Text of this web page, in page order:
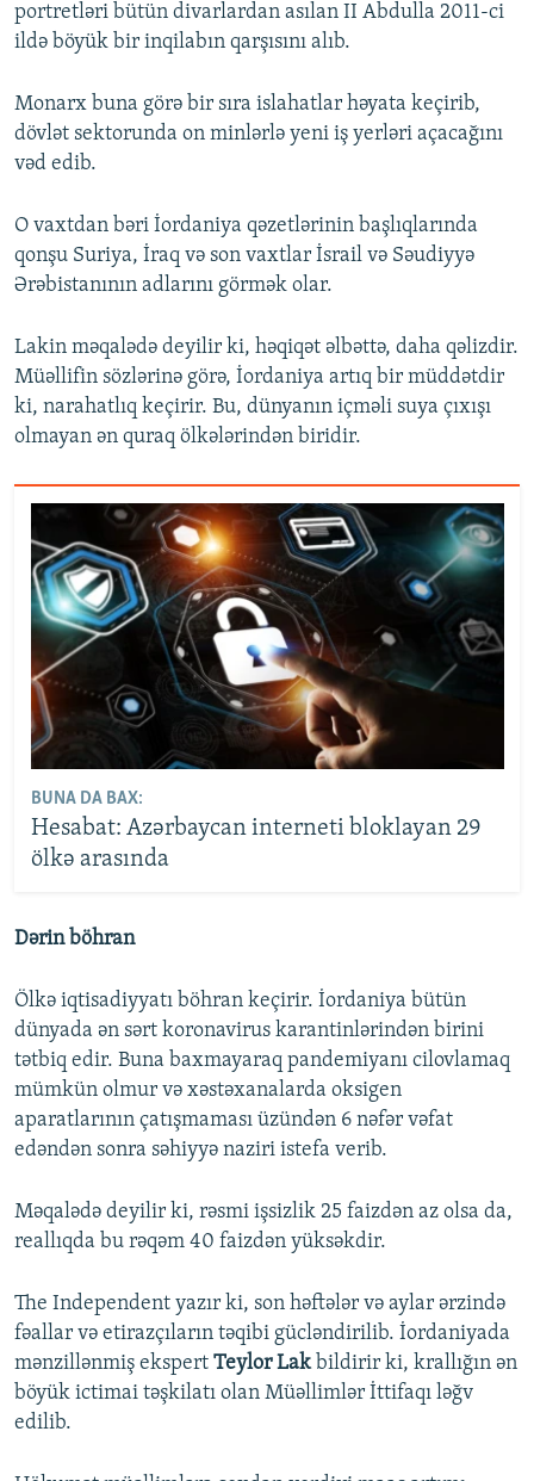
portretləri bütün divarlardan asılan II Abdulla 2011-ci
ildə böyük bir inqilabın qarşısını alıb.
Monarx buna görə bir sıra islahatlar həyata keçirib,
dövlət sektorunda on minlərlə yeni iş yerləri açacağını
vəd edib.
O vaxtdan bəri İordaniya qəzetlərinin başlıqlarında
qonşu Suriya, İraq və son vaxtlar İsrail və Səudiyyə
Ərəbistanının adlarını görmək olar.
Lakin məqalədə deyilir ki, həqiqət əlbəttə, daha qəlizdir.
Müəllifin sözlərinə görə, İordaniya artıq bir müddətdir
ki, narahatlıq keçirir. Bu, dünyanın içməli suya çıxışı
olmayan ən quraq ölkələrindən biridir.
BUNA DA BAX:
Hesabat: Azərbaycan interneti bloklayan 29
ölkə arasında
Dərin böhran
Ölkə iqtisadiyyatı böhran keçirir. İordaniya bütün
dünyada ən sərt koronavirus karantinlərindən birini
tətbiq edir. Buna baxmayaraq pandemiyanı cilovlamaq
mümkün olmur və xəstəxanalarda oksigen
aparatlarının çatışmaması üzündən 6 nəfər vəfat
edəndən sonra səhiyyə naziri istefa verib.
Məqalədə deyilir ki, rəsmi işsizlik 25 faizdən az olsa da,
reallıqda bu rəqəm 40 faizdən yüksəkdir.
The Independent yazır ki, son həftələr və aylar ərzində
fəallar və etirazçıların təqibi gücləndirilib. İordaniyada
mənzillənmiş ekspert Teylor Lakbildirir ki, krallığın ən
böyük ictimai təşkilatı olan Müəllimlər İttifaqı ləğv
edilib.